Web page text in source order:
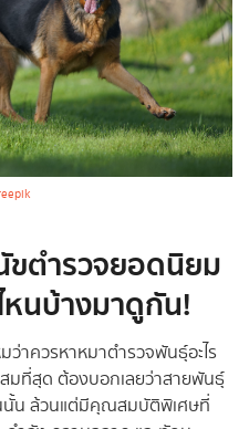
ขตำรวจยอดนิยม
นบ้างมาดูกัน!
ว่าควรหาหมาตำรวจพันธุ์อะไร
สมที่สุด ต้องบอกเลยว่าสายพันธุ์
นั้น ล้วนแต่มีคุณสมบัติพิเศษที่